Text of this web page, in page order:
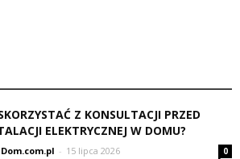
Z KONSULTACJI PRZED
ELEKTRYCZNEJ W DOMU?
- 15 lipca 2026 0